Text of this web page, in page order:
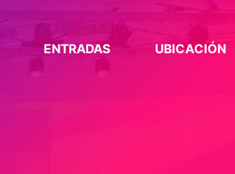
ENTRADAS UBICACIÓN